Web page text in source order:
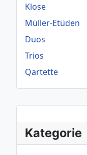
Kategorie
Klose
Müller-Etüden
Duos
Trios
Qartette